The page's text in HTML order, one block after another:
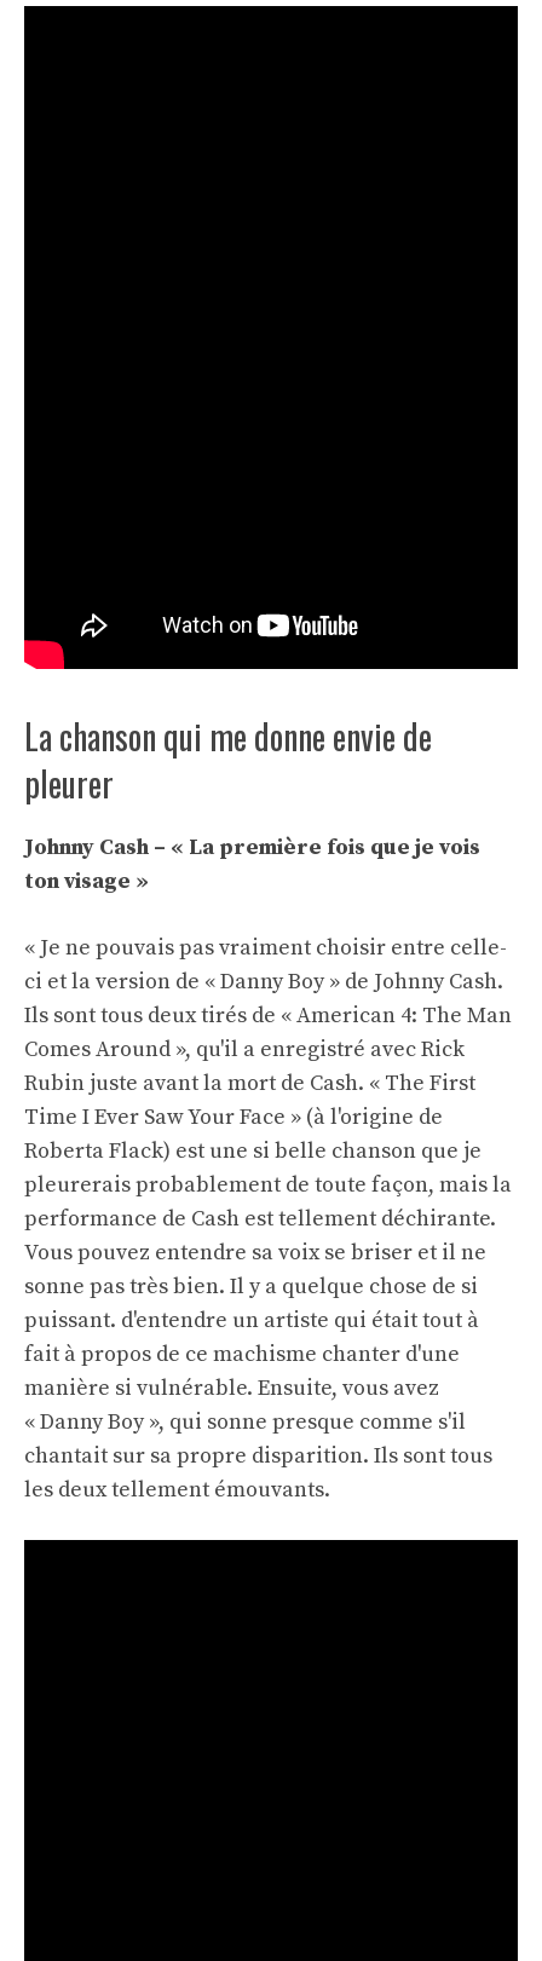
La chanson qui me donne envie de
pleurer
Johnny Cash – « La première fois que je vois
ton visage »
« Je ne pouvais pas vraiment choisir entre celle-
ci et la version de « Danny Boy » de Johnny Cash.
Ils sont tous deux tirés de « American 4: The Man
Comes Around », qu'il a enregistré avec Rick
Rubin juste avant la mort de Cash. « The First
Time I Ever Saw Your Face » (à l'origine de
Roberta Flack) est une si belle chanson que je
pleurerais probablement de toute façon, mais la
performance de Cash est tellement déchirante.
Vous pouvez entendre sa voix se briser et il ne
sonne pas très bien. Il y a quelque chose de si
puissant. d'entendre un artiste qui était tout à
fait à propos de ce machisme chanter d'une
manière si vulnérable. Ensuite, vous avez
« Danny Boy », qui sonne presque comme s'il
chantait sur sa propre disparition. Ils sont tous
les deux tellement émouvants.